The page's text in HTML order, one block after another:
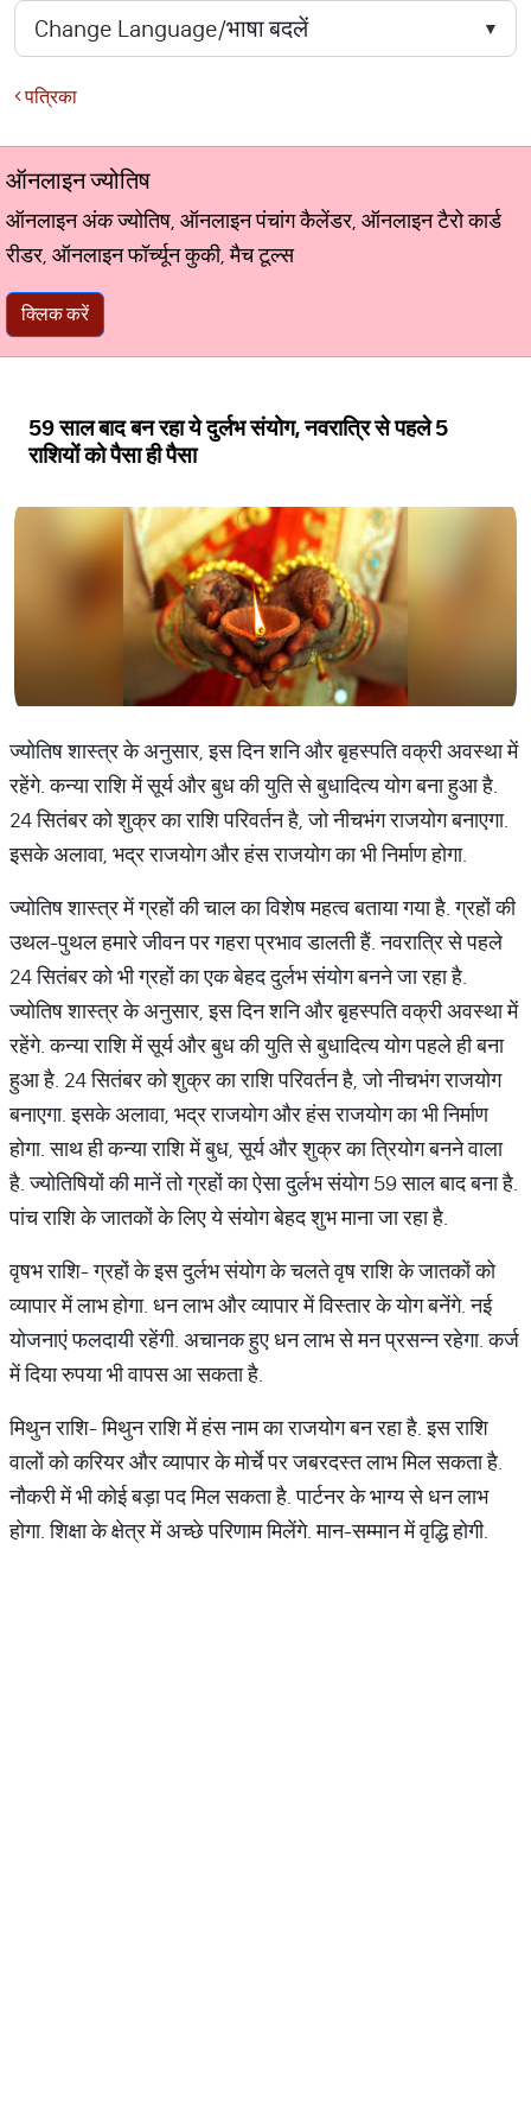
पत्रिका
ऑनलाइन ज्योतिष
ऑनलाइन अंक ज्योतिष, ऑनलाइन पंचांग कैलेंडर, ऑनलाइन टैरो कार्ड
रीडर, ऑनलाइन फॉर्च्यून कुकी, मैच टूल्स
क्लिक करें
59 साल बाद बन रहा ये दुर्लभ संयोग, नवरात्रि से पहले 5
राशियों को पैसा ही पैसा
ज्योतिष शास्त्र के अनुसार, इस दिन शनि और बृहस्पति वक्री अवस्था में
रहेंगे. कन्या राशि में सूर्य और बुध की युति से बुधादित्य योग बना हुआ है.
24 सितंबर को शुक्र का राशि परिवर्तन है, जो नीचभंग राजयोग बनाएगा.
इसके अलावा, भद्र राजयोग और हंस राजयोग का भी निर्माण होगा.
ज्योतिष शास्त्र में ग्रहों की चाल का विशेष महत्व बताया गया है. ग्रहों की
उथल-पुथल हमारे जीवन पर गहरा प्रभाव डालती हैं. नवरात्रि से पहले
24 सितंबर को भी ग्रहों का एक बेहद दुर्लभ संयोग बनने जा रहा है.
ज्योतिष शास्त्र के अनुसार, इस दिन शनि और बृहस्पति वक्री अवस्था में
रहेंगे. कन्या राशि में सूर्य और बुध की युति से बुधादित्य योग पहले ही बना
हुआ है. 24 सितंबर को शुक्र का राशि परिवर्तन है, जो नीचभंग राजयोग
बनाएगा. इसके अलावा, भद्र राजयोग और हंस राजयोग का भी निर्माण
होगा. साथ ही कन्या राशि में बुध, सूर्य और शुक्र का त्रियोग बनने वाला
है. ज्योतिषियों की मानें तो ग्रहों का ऐसा दुर्लभ संयोग 59 साल बाद बना है.
पांच राशि के जातकों के लिए ये संयोग बेहद शुभ माना जा रहा है.
वृषभ राशि- ग्रहों के इस दुर्लभ संयोग के चलते वृष राशि के जातकों को
व्यापार में लाभ होगा. धन लाभ और व्यापार में विस्तार के योग बनेंगे. नई
योजनाएं फलदायी रहेंगी. अचानक हुए धन लाभ से मन प्रसन्न रहेगा. कर्ज
में दिया रुपया भी वापस आ सकता है.
मिथुन राशि- मिथुन राशि में हंस नाम का राजयोग बन रहा है. इस राशि
वालों को करियर और व्यापार के मोर्चे पर जबरदस्त लाभ मिल सकता है.
नौकरी में भी कोई बड़ा पद मिल सकता है. पार्टनर के भाग्य से धन लाभ
होगा. शिक्षा के क्षेत्र में अच्छे परिणाम मिलेंगे. मान-सम्मान में वृद्धि होगी.